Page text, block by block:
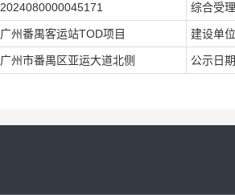
2024080000045171 综合受
广州番禺客运站TOD项目 建设单
广州市番禺区亚运大道北侧 公示日